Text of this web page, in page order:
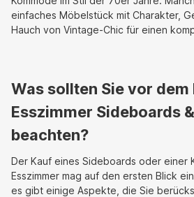
einfaches Möbelstück mit Charakter,
Hauch von Vintage-Chic für einen
Was sollten Sie vor dem
Esszimmer Sideboards
beachten?
Der Kauf eines Sideboards oder einer
Esszimmer mag auf den ersten Blick
es gibt einige Aspekte, die Sie